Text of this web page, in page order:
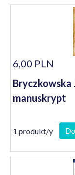
6,00 PLN
Bryczkowska
manuskrypt
1 produkt/y